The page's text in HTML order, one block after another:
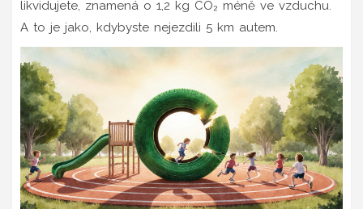
likvidujete, znamená o 1,2 kg CO₂ méně ve vzduchu.
A to je jako, kdybyste nejezdili 5 km autem.